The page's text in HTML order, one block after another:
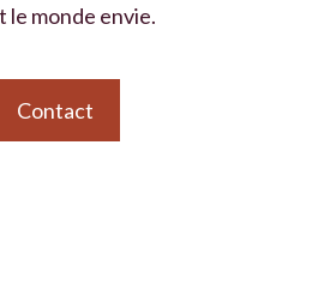
le monde envie.
Contact